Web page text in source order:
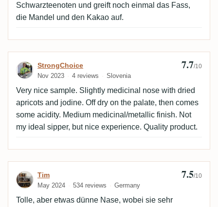
Schwarzteenoten und greift noch einmal das Fass,
die Mandel und den Kakao auf.
Review by StrongChoice
StrongChoice
Nov 2023 4 reviews Slovenia
7.7/10
Very nice sample. Slightly medicinal nose with dried
apricots and jodine. Off dry on the palate, then comes
some acidity. Medium medicinal/metallic finish. Not
my ideal sipper, but nice experience. Quality product.
Review by Tim
Tim
May 2024 534 reviews Germany
7.5/10
Tolle, aber etwas dünne Nase, wobei sie sehr